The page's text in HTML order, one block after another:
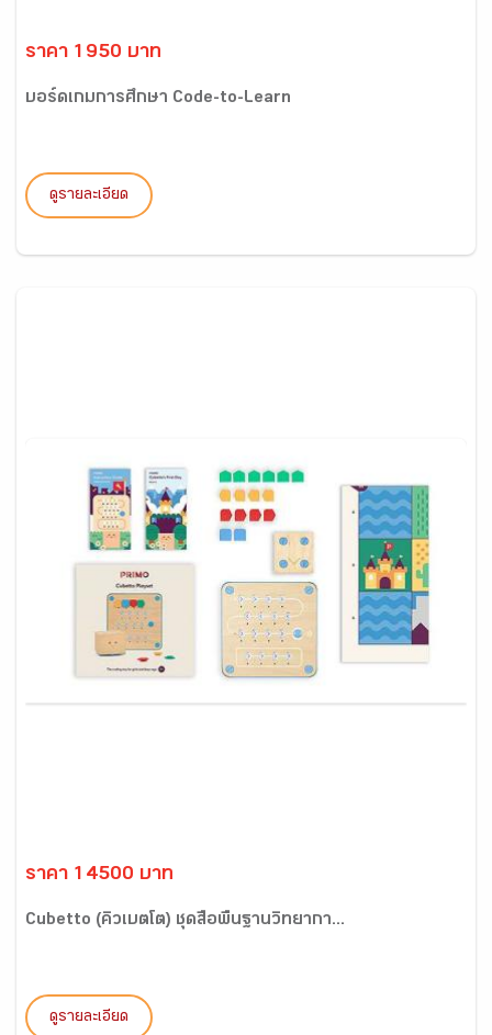
ราคา 1950 บาท
บอร์ดเกมการศึกษา Code-to-Learn
ดูรายละเอียด
ราคา 14500 บาท
Cubetto (คิวเบตโต) ชุดสื่อพื้นฐานวิทยากา...
ดูรายละเอียด